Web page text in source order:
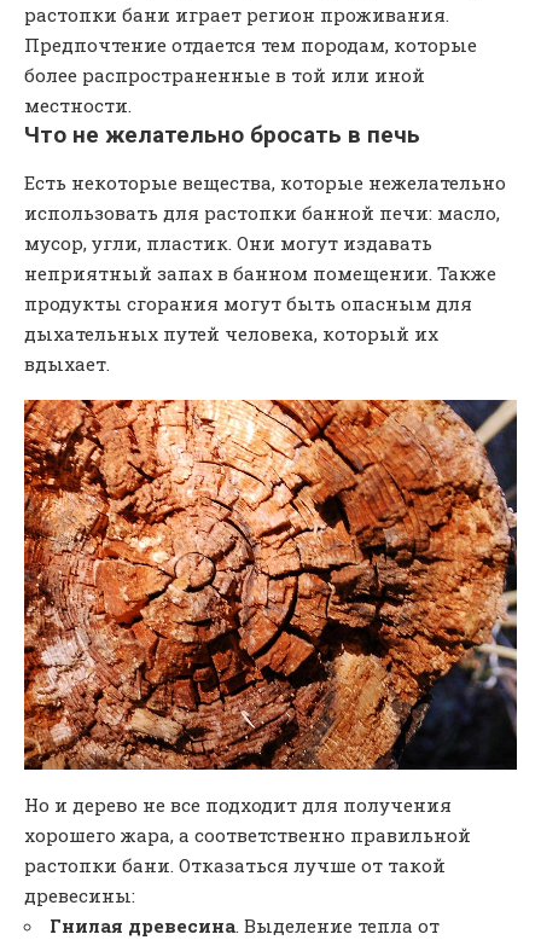
растопки бани играет регион проживания.
Предпочтение отдается тем породам, которые
более распространенные в той или иной
местности.
Что не желательно бросать в печь
Есть некоторые вещества, которые нежелательно
использовать для растопки банной печи: масло,
мусор, угли, пластик. Они могут издавать
неприятный запах в банном помещении. Также
продукты сгорания могут быть опасным для
дыхательных путей человека, который их
вдыхает.
Но и дерево не все подходит для получения
хорошего жара, а соответственно правильной
растопки бани. Отказаться лучше от такой
древесины:
Гнилая древесина. Выделение тепла от